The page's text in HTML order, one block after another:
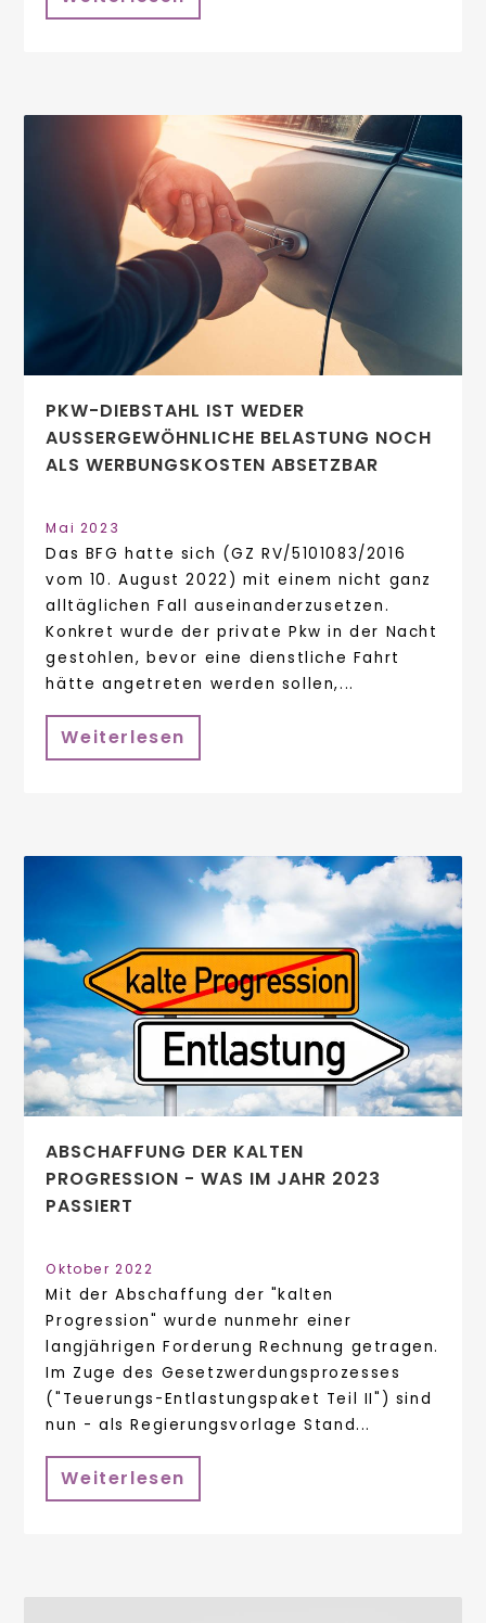
PKW-DIEBSTAHL IST WEDER
AUSSERGEWÖHNLICHE BELASTUNG NOCH A
LS WERBUNGSKOSTEN ABSETZBAR
Mai 2023
Das BFG hatte sich (GZ RV/5101083/2016
vom 10. August 2022) mit einem nicht ganz
alltäglichen Fall auseinanderzusetzen.
Konkret wurde der private Pkw in der Nacht
gestohlen, bevor eine dienstliche Fahrt
hätte angetreten werden sollen,...
Weiterlesen
ABSCHAFFUNG DER KALTEN
PROGRESSION - WAS IM JAHR 2023
PASSIERT
Oktober 2022
Mit der Abschaffung der "kalten
Progression" wurde nunmehr einer
langjährigen Forderung Rechnung getragen.
Im Zuge des Gesetzwerdungsprozesses
("Teuerungs-Entlastungspaket Teil II") sind
nun - als Regierungsvorlage Stand...
Weiterlesen